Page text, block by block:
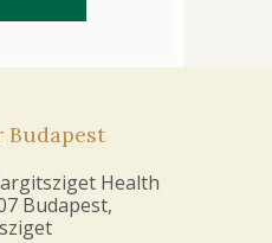
Budapest
Health
Budapest,